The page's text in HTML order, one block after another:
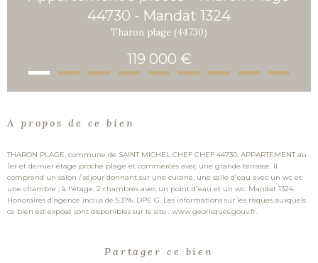
44730 - Mandat 1324
Tharon plage (44730)
119 000 €
A propos de ce bien
THARON PLAGE, commune de SAINT MICHEL CHEF CHEF 44730, APPARTEMENT au
1er et dernier étage proche plage et commerces avec une grande terrasse. Il
comprend un salon / séjour donnant sur une cuisine, une salle d'eau avec un wc et
une chambre ; à l'étage, 2 chambres avec un point d'eau et un wc. Mandat 1324.
Honoraires d'agence inclus de 5.31%. DPE G. Les informations sur les risques auxquels
ce bien est exposé sont disponibles sur le site : www.georisques.gouv.fr.
Partager ce bien